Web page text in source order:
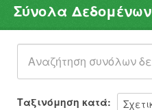
Σύνολα Δεδομένων
Φορείς
Ομάδες
Σχετικά
Σύνολα Δεδομένων
Ταξινόμηση κατά